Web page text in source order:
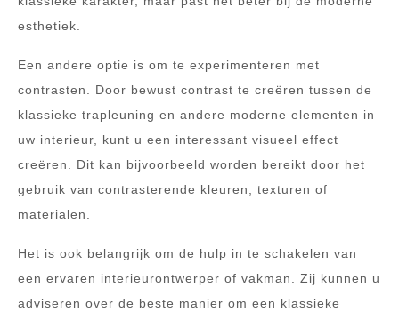
esthetiek.
Een andere optie is om te experimenteren met
contrasten. Door bewust contrast te creëren tussen de
klassieke trapleuning en andere moderne elementen in
uw interieur, kunt u een interessant visueel effect
creëren. Dit kan bijvoorbeeld worden bereikt door het
gebruik van contrasterende kleuren, texturen of
materialen.
Het is ook belangrijk om de hulp in te schakelen van
een ervaren interieurontwerper of vakman. Zij kunnen u
adviseren over de beste manier om een klassieke